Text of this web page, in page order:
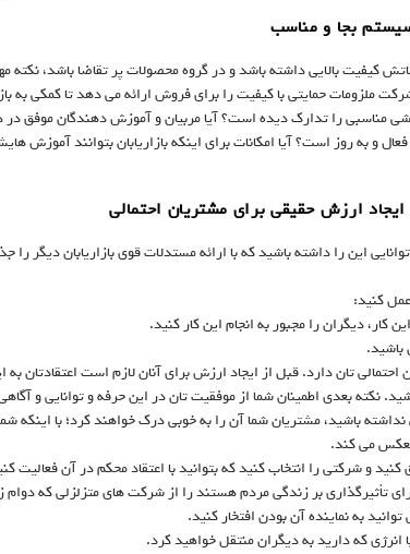
کیفیت بالایی داشته باشد و در گروه محصولات پر تقاضا باشد، نکته
ملزومات حمایتی با کیفیت را برای فروش ارائه می دهد تا کمکی به
مناسبی را تدارک دیده است؟ آیا مربیان و آموزش دهندگان موفق
روز است؟ آیا امکانات برای اینکه بازاریابان بتوانند آموزش
این را داشته باشید که با ارائه مستدلات قوی بازاریابان دیگر
کنید:
تان دارد. قبل از ایجاد ارزش برای آنان لازم است اعتقادتان به
نکته بعدی اطمینان شما از موفقیت تان در این حرفه و توانایی و
باشید، مشتریان شما آن را به خوبی درک خواهند کرد؛ با اینکه
می کند.
و شرکتی را انتخاب کنید که بتوانید با اعتقاد محکم در آن فعالیت
تأثیرگذاری بر زندگی مردم هستند را از شرکت های متزلزلی که
به نماینده آن بودن افتخار کنید.
انرژی که دارید به دیگران منتقل خواهید کرد.